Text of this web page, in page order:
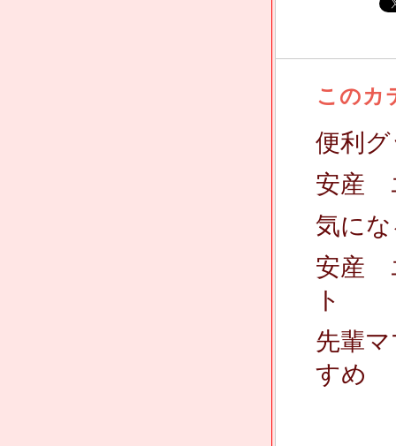
このカ
便利
安産
気に
安産
ト
先輩
すめ